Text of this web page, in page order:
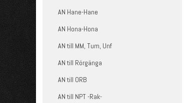
AN Hane-Hane
AN Hona-Hona
AN till MM, Tum, Unf
AN till Rörgänga
AN till ORB
AN till NPT -Rak-